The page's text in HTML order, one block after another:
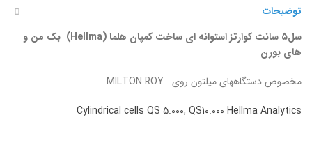
توضیحات
سل۵ سانت کوارتز استوانه ای ساخت کمپان هلما (
Hellma) بک من و
های بورن
مخصوص دستگاههای میلتون روی MILTON ROY
Cylindrical cells QS 5.000, QS10.000 Hellma Analytics